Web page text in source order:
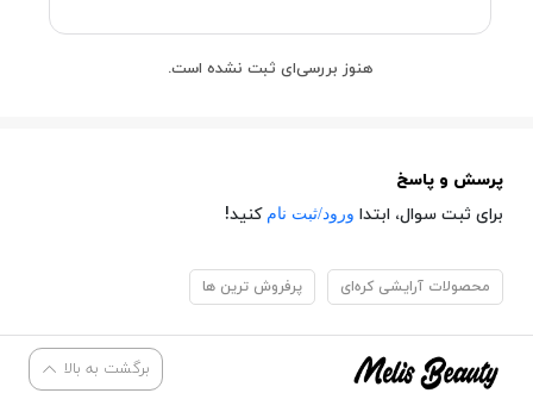
هنوز بررسی‌ای ثبت نشده است.
پرسش و پاسخ
برای ثبت سوال، ابتدا ورود/ثبت نام کنید!
محصولات آرایشی کره‌ای پرفروش ترین ها
برگشت به بالا